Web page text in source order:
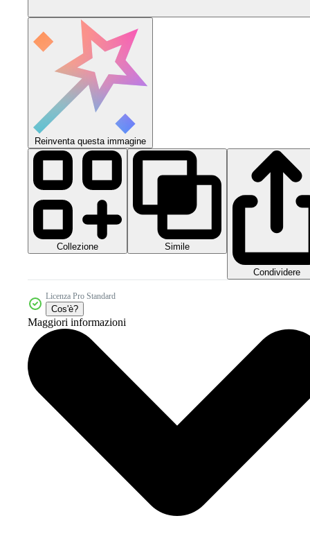
Reinventa questa immagine
Collezione Simile
Condividere
Licenza Pro Standard
Cos'è?
Maggiori informazioni